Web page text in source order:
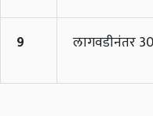
9 लागवडीनंतर